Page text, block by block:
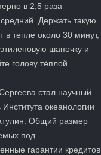
в 2,5 раза
Держать такую
в тепле около 30 минут,
шапочку и
голову тёплой
стал научный
Института океанологии
Общий размер
под
гарантии кредитов